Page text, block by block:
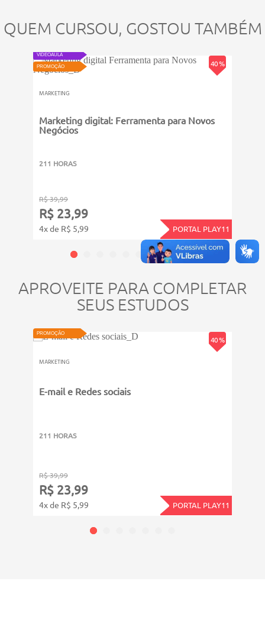
QUEM CURSOU, GOSTOU TAMBÉM
40 %
VIDEOAULA
PROMOÇÃO
MARKETING
Marketing digital: Ferramenta para Novos
Negócios
211 HORAS
R$ 39,99
R$ 23,99
4x de R$ 5,99 PORTAL PLAY11
APROVEITE PARA COMPLETAR
SEUS ESTUDOS
40 %
PROMOÇÃO
MARKETING
E-mail e Redes sociais
211 HORAS
R$ 39,99
R$ 23,99
4x de R$ 5,99 PORTAL PLAY11